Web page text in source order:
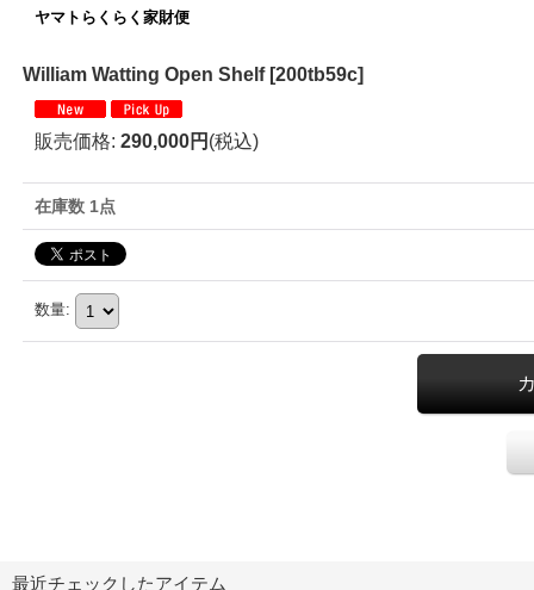
ヤマトらくらく家財便
William Watting Open Shelf [200tb59c]
販売価格: 290,000円 (税込)
在庫数 1点
数量:
最近チェックしたアイテム